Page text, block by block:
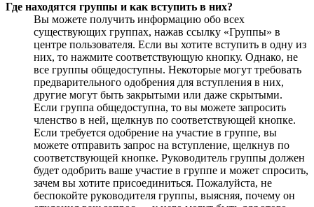
Где находятся группы и как вступить в них?
Вы можете получить информацию обо всех
существующих группах, нажав ссылку «Группы» в
центре пользователя. Если вы хотите вступить в одну из
них, то нажмите соответствующую кнопку. Однако, не
все группы общедоступны. Некоторые могут требовать
предварительного одобрения для вступления в них,
другие могут быть закрытыми или даже скрытыми.
Если группа общедоступна, то вы можете запросить
членство в ней, щелкнув по соответствующей кнопке.
Если требуется одобрение на участие в группе, вы
можете отправить запрос на вступление, щелкнув по
соответствующей кнопке. Руководитель группы должен
будет одобрить ваше участие в группе и может спросить,
зачем вы хотите присоединиться. Пожалуйста, не
беспокойте руководителя группы, выясняя, почему он